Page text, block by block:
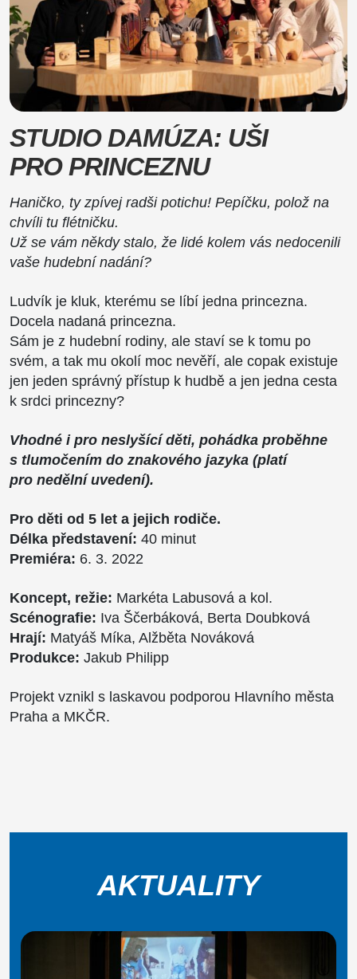
STUDIO DAMÚZA: UŠI
PRO PRINCEZNU
Haničko, ty zpívej radši potichu! Pepíčku, polož na
chvíli tu flétničku.
Už se vám někdy stalo, že lidé kolem vás nedocenili
vaše hudební nadání?
Ludvík je kluk, kterému se líbí jedna princezna.
Docela nadaná princezna.
Sám je z hudební rodiny, ale staví se k tomu po
svém, a tak mu okolí moc nevěří, ale copak existuje
jen jeden správný přístup k hudbě a jen jedna cesta
k srdci princezny?
Vhodné i pro neslyšící děti, pohádka proběhne
s tlumočením do znakového jazyka (platí
pro nedělní uvedení).
Pro děti od 5 let a jejich rodiče.
Délka představení: 40 minut
Premiéra: 6. 3. 2022
Koncept, režie: Markéta Labusová a kol.
Scénografie: Iva Ščerbáková, Berta Doubková
Hrají: Matyáš Míka, Alžběta Nováková
Produkce: Jakub Philipp
Projekt vznikl s laskavou podporou Hlavního města
Praha a MKČR.
AKTUALITY